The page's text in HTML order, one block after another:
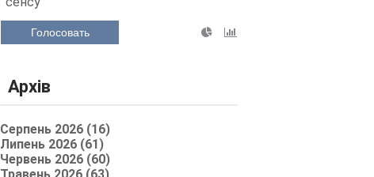
Голосовать
Архів
Серпень 2026 (16)
Липень 2026 (61)
Червень 2026 (60)